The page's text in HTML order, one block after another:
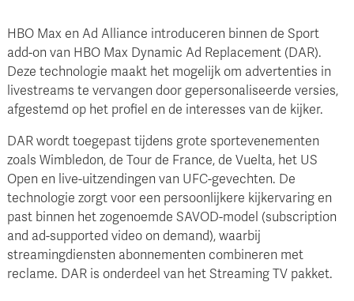
HBO Max en Ad Alliance introduceren binnen de Sport
add-on van HBO Max Dynamic Ad Replacement (DAR).
Deze technologie maakt het mogelijk om advertenties in
livestreams te vervangen door gepersonaliseerde versies,
afgestemd op het profiel en de interesses van de kijker.
DAR wordt toegepast tijdens grote sportevenementen
zoals Wimbledon, de Tour de France, de Vuelta, het US
Open en live-uitzendingen van UFC-gevechten. De
technologie zorgt voor een persoonlijkere kijkervaring en
past binnen het zogenoemde SAVOD-model (subscription
and ad-supported video on demand), waarbij
streamingdiensten abonnementen combineren met
reclame. DAR is onderdeel van het Streaming TV pakket.